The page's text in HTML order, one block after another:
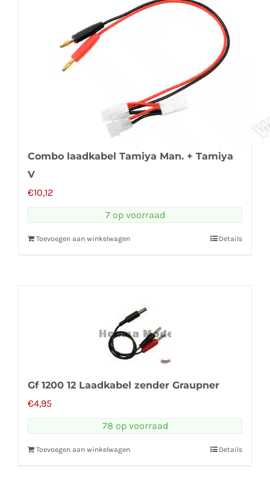
Combo laadkabel Tamiya Man. + Tamiya
V
€10,12
7 op voorraad
Toevoegen aan winkelwagen Details
Gf 1200 12 Laadkabel zender Graupner
€4,95
78 op voorraad
Toevoegen aan winkelwagen Details